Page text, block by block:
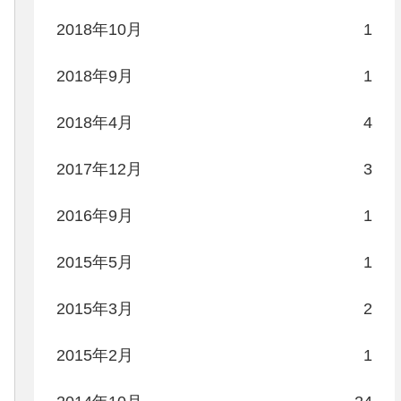
2018年10月 1
2018年9月 1
2018年4月 4
2017年12月 3
2016年9月 1
2015年5月 1
2015年3月 2
2015年2月 1